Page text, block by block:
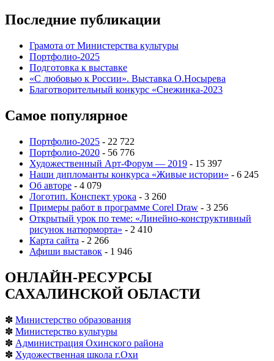
Последние публикации
Грамота от Министерства культуры
Портфолио-2025
Подготовка к выставке
«С любовью к России». Выставка О.Носырева
Благотворительный конкурс «Снежинка-2023
Самое популярное
Портфолио-2025 - 22 722
Портфолио-2020 - 56 776
Художественный Арт-Форум — 2019 - 15 397
Наши дипломанты конкурса «Живые истории» - 6 245
Об авторе - 4 079
Логотип. Конспект урока - 3 260
Примеры работ в программе Corel Draw - 3 256
Открытый урок по теме: «Линейно-конструктивный
рисунок натюрморта» - 2 410
Карта сайта - 2 266
Афиши выставок - 1 946
ОНЛАЙН-РЕСУРСЫ
САХАЛИНСКОЙ ОБЛАСТИ
✽ Министерство образования
✽ Министерство культуры
✽ Администрация Охинского района
✽ Художественная школа г.Охи